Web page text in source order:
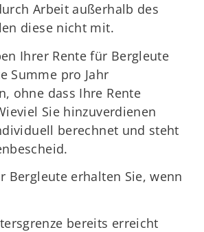
Arbeit außerhalb des
diese nicht mit.
Ihrer Rente für Bergleute
Summe pro Jahr
ohne dass Ihre Rente
Sie hinzuverdienen
berechnet und steht
Bergleute erhalten Sie, wenn
bereits erreicht